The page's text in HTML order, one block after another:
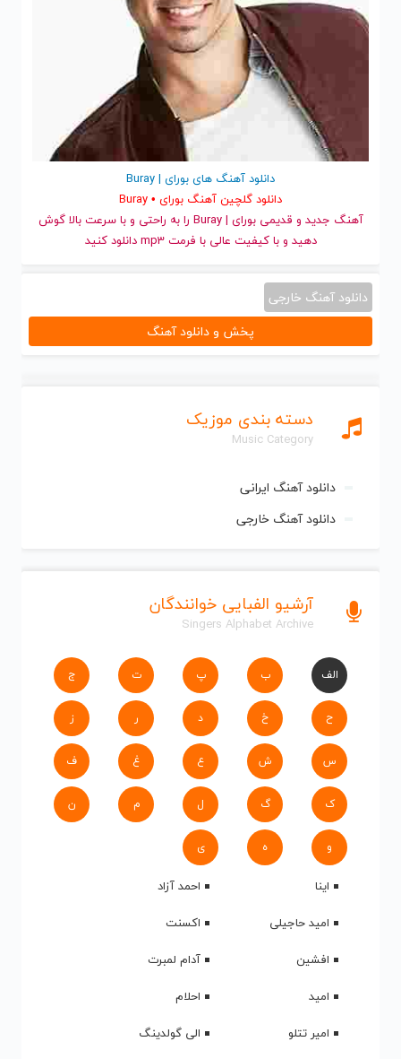
دسته بندی موزیک
Music Category
دانلود آهنگ ایرانی
دانلود آهنگ خارجی
آرشیو الفبایی خوانندگان
Singers Alphabet Archive
الف ب پ ت ج
ح خ د ر ز
س ش ع غ ف
ک گ ل م ن
و ه ی
اینا
احمد آزاد
امید حاجیلی
اکسنت
افشین
آدام لمبرت
امید
احلام
امیر تتلو
الی گولدینگ
دانلود آهنگ های بورای | Buray
دانلود گلچین آهنگ بورای • Buray
آهنگ جدید
و قدیمی بورای | Buray را به راحتی و با سرعت بالا گوش
دهید و با کیفیت عالی با فرمت mp3 دانلود کنید
دانلود آهنگ خارجی
پخش و دانلود آهنگ